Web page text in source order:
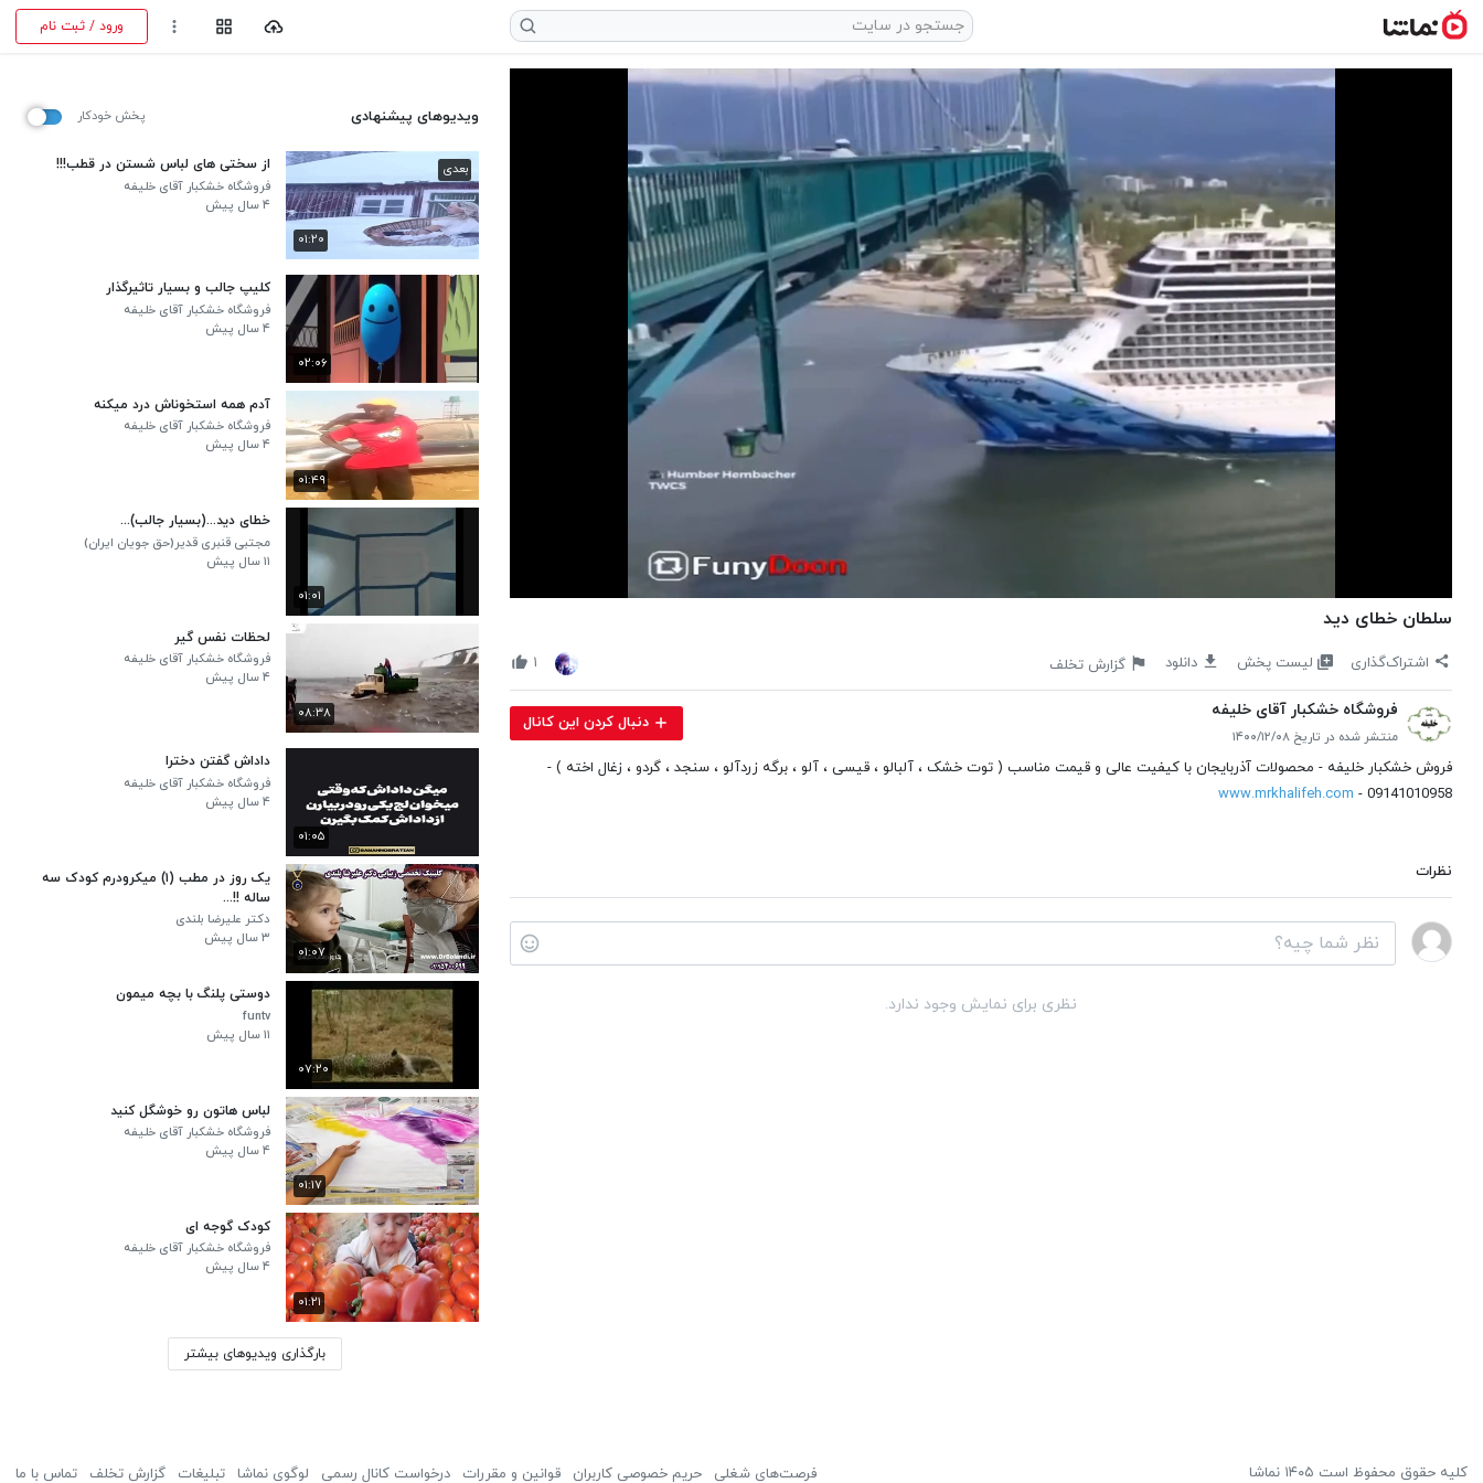
ورود / ثبت نام
سلطان خطای دید
اشتراک‌گذاری لیست پخش دانلود گزارش تخلف ۱
فروشگاه خشکبار آقای خلیفه
منتشر شده در تاریخ ۱۴۰۰/۱۲/۰۸
دنبال کردن این کانال
فروش خشکبار خلیفه - محصولات آذربایجان با کیفیت عالی و قیمت مناسب ( توت خشک ، آلبالو ، قیسی ، آلو ، برگه زردآلو ، سنجد ، گردو ، زغال اخته ) -
www.mrkhalifeh.com - 09141010958
نظرات
نظری برای نمایش وجود ندارد.
ویدیوهای پیشنهادی پخش خودکار
۰۱:۲۰
بعدی از سختی های لباس شستن در قطب!!!
فروشگاه خشکبار آقای خلیفه
۴ سال پیش
۰۲:۰۶
کلیپ جالب و بسیار تاثیرگذار
فروشگاه خشکبار آقای خلیفه
۴ سال پیش
۰۱:۴۹
آدم همه استخوناش درد میکنه
فروشگاه خشکبار آقای خلیفه
۴ سال پیش
۰۱:۰۱
خطای دید...(بسیار جالب)...
مجتبی قنبری قدیر(حق جویان ایران)
۱۱ سال پیش
۰۸:۳۸
لحظات نفس گیر
فروشگاه خشکبار آقای خلیفه
۴ سال پیش
۰۱:۰۵
داداش گفتن دخترا
فروشگاه خشکبار آقای خلیفه
۴ سال پیش
۰۱:۰۷
یک روز در مطب (۱) میکرودرم کودک سه
ساله !!...
دکتر علیرضا بلندی
۳ سال پیش
۰۷:۲۰
دوستی پلنگ با بچه میمون
funtv
۱۱ سال پیش
۰۱:۱۷
لباس هاتون رو خوشگل کنید
فروشگاه خشکبار آقای خلیفه
۴ سال پیش
۰۱:۲۱
کودک گوجه ای
فروشگاه خشکبار آقای خلیفه
۴ سال پیش
بارگذاری ویدیوهای بیشتر
کلیه حقوق محفوظ است ۱۴۰۵ نماشا فرصت‌های شغلی حریم خصوصی کاربران قوانین و مقررات درخواست کانال رسمی لوگوی نماشا تبلیغات گزارش تخلف تماس با ما